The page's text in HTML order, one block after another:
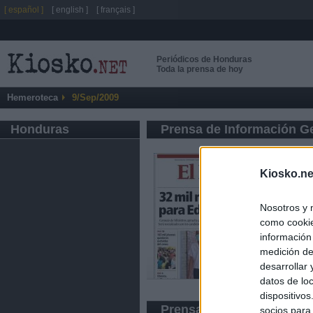
Nosotros y
como
medición
desarrollar
datos de
socios
Periódicos de Honduras
Toda la prensa de hoy
Hemeroteca 9/Sep/2009
Honduras Prensa de Información
Prensa Deportiva
[ español ] [ english ] [ français ]